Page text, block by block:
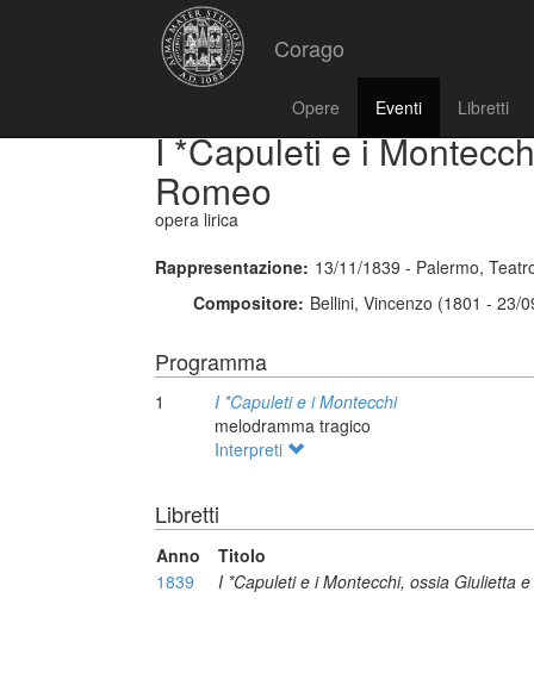
Corago
Opere Eventi Libretti
I *Capuleti e i
Romeo
opera lirica
Rappresentazione: 13/11/1839 - Palermo,
Compositore: Bellini, Vincenzo (1801 - 23/
Programma
1
I *Capuleti e i Montecchi
melodramma tragico
Interpreti
Libretti
Anno
Titolo
1839
I *Capuleti e i Montecchi, ossia Giulietta